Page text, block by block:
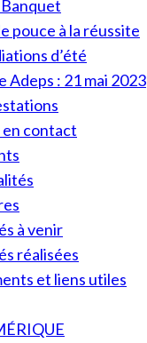
pouce à la réussite
d’été
Adeps : 21 mai 2023
contact
à venir
réalisées
et liens utiles